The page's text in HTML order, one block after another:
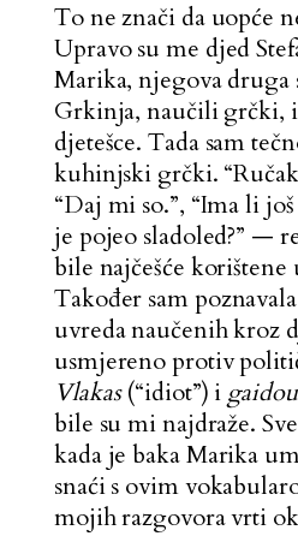
To ne znači da uopće
Upravo su me djed
Marika, njegova
Grkinja, naučili grčki,
djetešce. Tada sam
kuhinjski grčki.
“Daj mi so.”, “Ima li
je pojeo sladoled?” —
bile najčešće
Također sam
uvreda naučenih kroz
usmjereno protiv
Vlakas(“idiot”) i
bile su mi najdraže.
kada je baka Marika
snaći s ovim
mojih razgovora vrti